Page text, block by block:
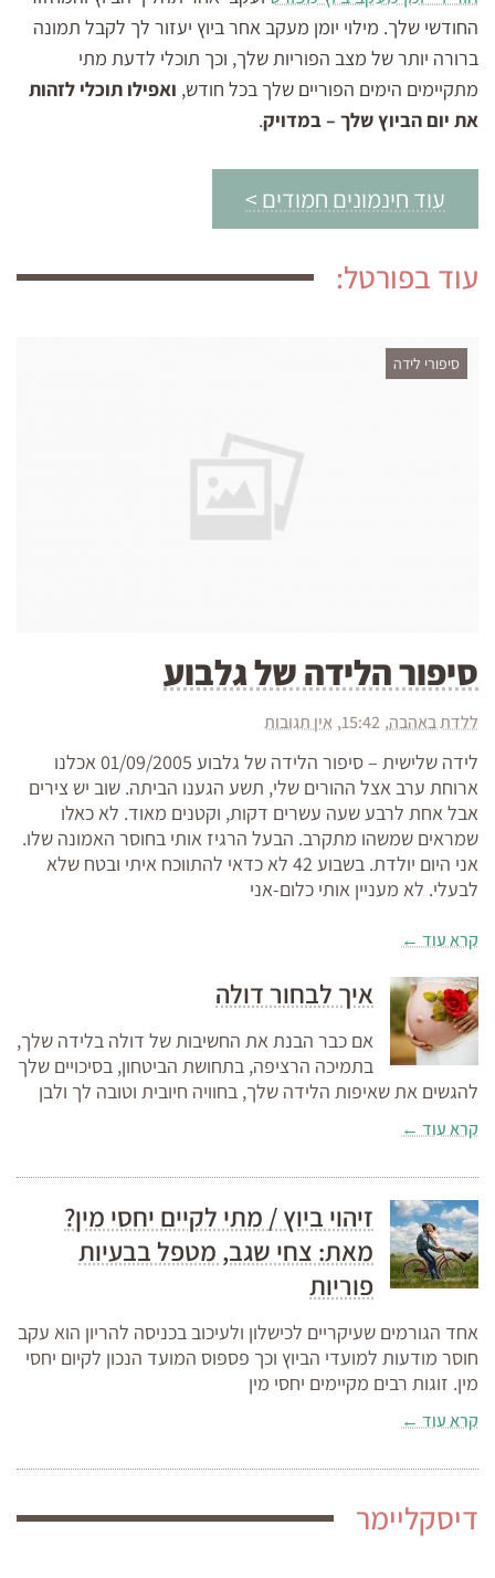
החודשי שלך. מילוי יומן מעקב אחר ביוץ יעזור לך לקבל תמונה
ברורה יותר של מצב הפוריות שלך, וכך תוכלי לדעת מתי
מתקיימים הימים הפוריים שלך בכל חודש, ואפילו תוכלי לזהות
את יום הביוץ שלך – במדויק.
עוד חינמונים חמודים >
עוד בפורטל:
סיפורי לידה
סיפור הלידה של גלבוע
ללדת באהבה 15:42 אין תגובות
לידה שלישית – סיפור הלידה של גלבוע 01/09/2005 אכלנו
ארוחת ערב אצל ההורים שלי, תשע הגענו הביתה. שוב יש צירים
אבל אחת לרבע שעה עשרים דקות, וקטנים מאוד. לא כאלו
שמראים שמשהו מתקרב. הבעל הרגיז אותי בחוסר האמונה שלו.
אני היום יולדת. בשבוע 42 לא כדאי להתווכח איתי ובטח שלא
לבעלי. לא מעניין אותי כלום-אני
קרא עוד ←
איך לבחור דולה
אם כבר הבנת את החשיבות של דולה בלידה שלך,
בתמיכה הרציפה, בתחושת הביטחון, בסיכויים שלך
להגשים את שאיפות הלידה שלך, בחוויה חיובית וטובה לך ולבן
קרא עוד ←
זיהוי ביוץ / מתי לקיים יחסי מין?
מאת: צחי שגב, מטפל בבעיות
פוריות
אחד הגורמים שעיקריים לכישלון ולעיכוב בכניסה להריון הוא עקב
חוסר מודעות למועדי הביוץ וכך פספוס המועד הנכון לקיום יחסי
מין. זוגות רבים מקיימים יחסי מין
קרא עוד ←
דיסקליימר